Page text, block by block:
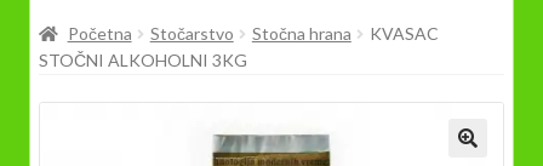
Prodavnica
Početna Stočarstvo Stočna hrana
KVASAC
STOČNI ALKOHOLNI 3KG